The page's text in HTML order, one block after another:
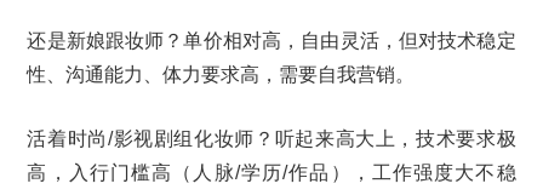
还是新娘跟妆师？单价相对高，自由灵活，但对技术稳定
性、沟通能力、体力要求高，需要自我营销。
活着时尚/影视剧组化妆师？听起来高大上，技术要求极
高，入行门槛高（人脉/学历/作品），工作强度大不稳